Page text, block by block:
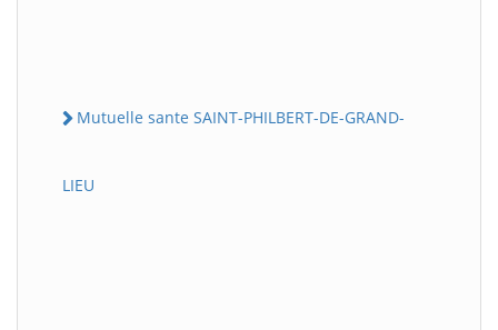
Mutuelle sante SAINT-PHILBERT-DE-GRAND-
LIEU